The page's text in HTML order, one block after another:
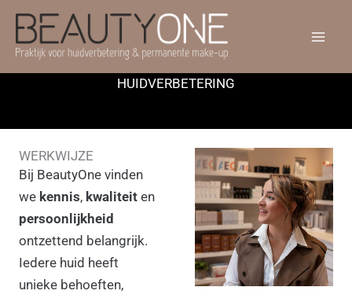
naar
inhoud
HUIDVERBETERING
WERKWIJZE
Bij BeautyOne vinden
we kennis, kwaliteit en
persoonlijkheid
ontzettend belangrijk.
Iedere huid heeft
unieke behoeften,